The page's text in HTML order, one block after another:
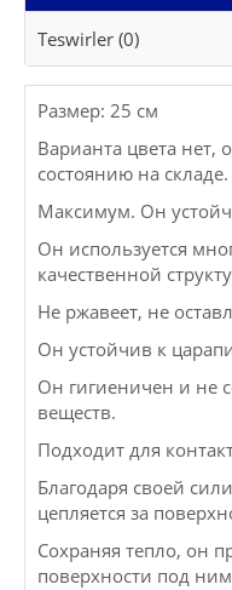
Teswirler (0)
Размер: 25 см
Варианта цвета нет,
состоянию на складе.
Максимум. Он
Он используется
качественной
Не ржавеет, не
Он устойчив к
Он гигиеничен и не
веществ.
Подходит для
Благодаря своей
цепляется за
Сохраняя тепло, он
поверхности под